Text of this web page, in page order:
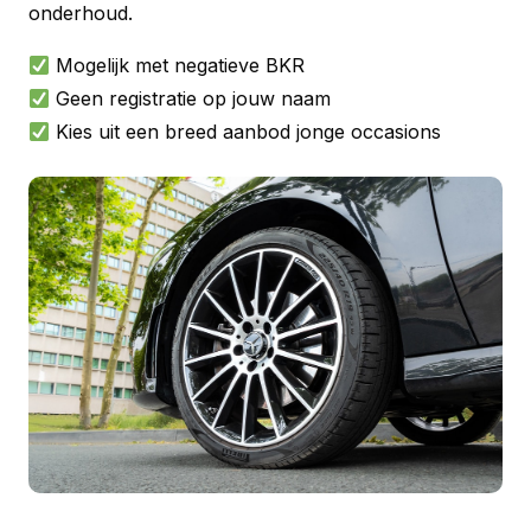
onderhoud.
Mogelijk met negatieve BKR
Geen registratie op jouw naam
Kies uit een breed aanbod jonge occasions